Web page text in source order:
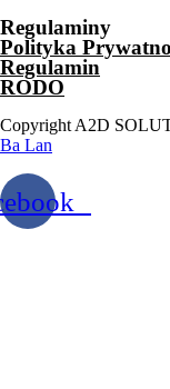
Regulaminy
Polityka
Regulamin
RODO
Copyright A2D
Ba Lan